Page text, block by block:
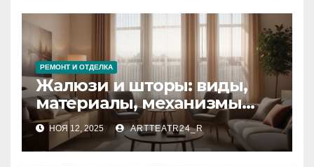
РЕМОНТ И ОТДЕЛКА
Жалюзи и шторы: виды,
материалы, механизмы
управления и уход
НОЯ 12, 2025 ARTTEATR24_R